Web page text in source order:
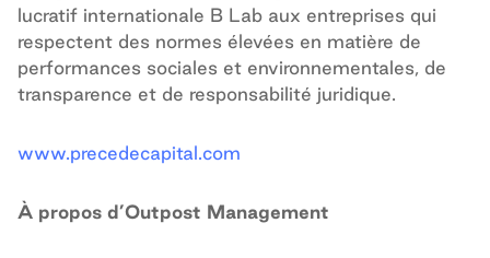
lucratif internationale B Lab aux entreprises qui
respectent des normes élevées en matière de
performances sociales et environnementales, de
transparence et de responsabilité juridique.
www.precedecapital.com
À propos d’Outpost Management